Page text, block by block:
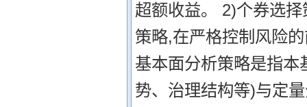
超额收益。 2)个券选
策略,在严格控制风险
基本面分析策略是指
势、治理结构等)与定